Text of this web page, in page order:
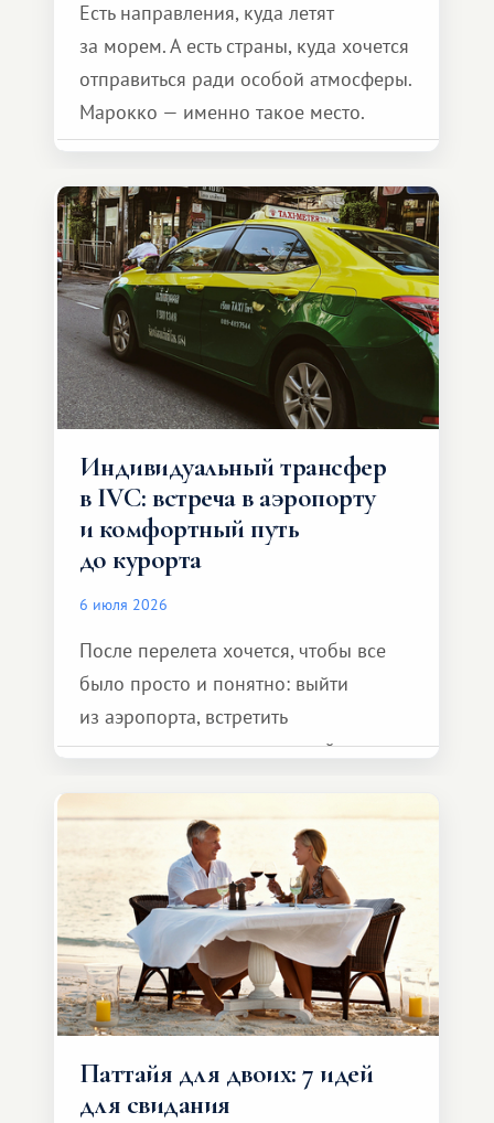
Есть направления, куда летят
за морем. А есть страны, куда хочется
отправиться ради особой атмосферы.
Марокко — именно такое место.
Индивидуальный трансфер
в IVC: встреча в аэропорту
и комфортный путь
до курорта
6 июля 2026
После перелета хочется, чтобы все
было просто и понятно: выйти
из аэропорта, встретить
представителя транспортной
и спокойно доехать до курорта.
Паттайя для двоих: 7 идей
для свидания